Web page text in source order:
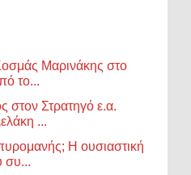
Μαρινάκης στο
το...
στον Στρατηγό ε.α.
...
Η ουσιαστική
συ...